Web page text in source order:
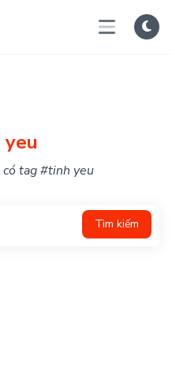
tag #tinh yeu
Tìm kiếm